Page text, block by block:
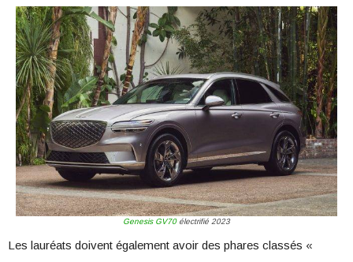
Genesis GV70électrifié 2023
Les lauréats doivent également avoir des phares classés «